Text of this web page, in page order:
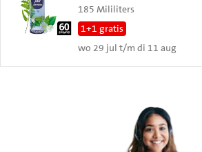
185 Mililiters
1+1 gratis
wo 29 jul t/m di 11 aug